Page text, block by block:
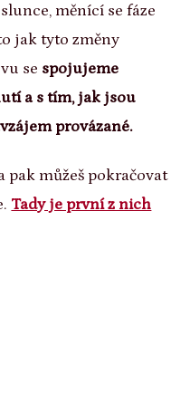
měnící se fáze
jak tyto změny
se spojujeme
a s tím, jak jsou
provázané.
pak můžeš pokračovat
Tady je první z nich